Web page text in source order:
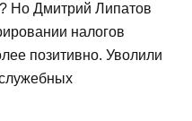
Но Дмитрий Липатов
налогов
позитивно. Уволили